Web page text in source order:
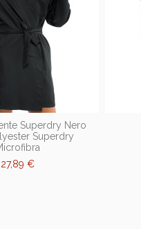
Superdry Nero
Superdry
27,89 €